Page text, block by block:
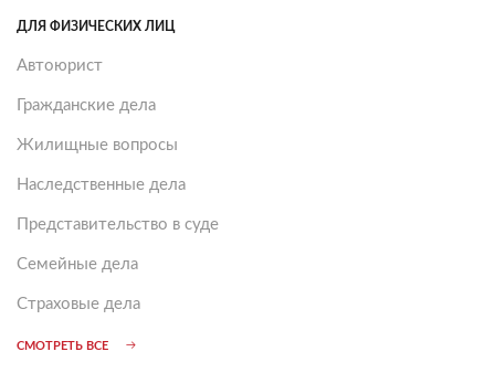
ДЛЯ ФИЗИЧЕСКИХ ЛИЦ
Автоюрист
Гражданские дела
Жилищные вопросы
Наследственные дела
Представительство в суде
Семейные дела
Страховые дела
СМОТРЕТЬ ВСЕ